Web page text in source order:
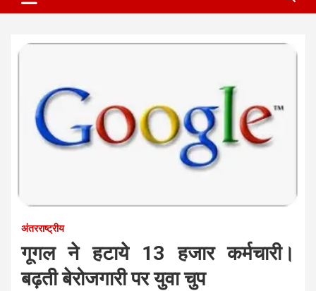
अंतरराष्ट्रीय
गूगल ने हटाये 13 हजार कर्मचारी।
बढ़ती बेरोजगारी पर युवा चुप